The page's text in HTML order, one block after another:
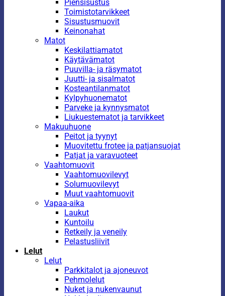
Piensisustus
Toimistotarvikkeet
Sisustusmuovit
Keinonahat
Matot
Keskilattiamatot
Käytävämatot
Puuvilla- ja räsymatot
Juutti- ja sisalmatot
Kosteantilanmatot
Kylpyhuonematot
Parveke ja kynnysmatot
Liukuestematot ja tarvikkeet
Makuuhuone
Peitot ja tyynyt
Muovitettu frotee ja patjansuojat
Patjat ja varavuoteet
Vaahtomuovit
Vaahtomuovilevyt
Solumuovilevyt
Muut vaahtomuovit
Vapaa-aika
Laukut
Kuntoilu
Retkeily ja veneily
Pelastusliivit
Lelut
Lelut
Parkkitalot ja ajoneuvot
Pehmolelut
Nuket ja nukenvaunut